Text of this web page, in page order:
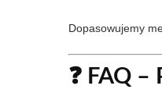
Dopasowujemy
❓ FAQ